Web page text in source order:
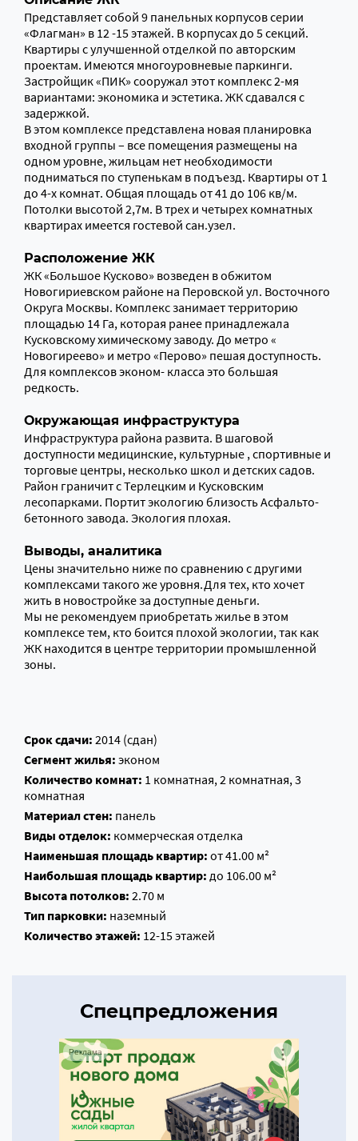
Представляет собой 9 панельных корпусов серии
«Флагман» в 12 -15 этажей. В корпусах до 5 секций.
Квартиры с улучшенной отделкой по авторским
проектам. Имеются многоуровневые паркинги.
Застройщик «ПИК» сооружал этот комплекс 2-мя
вариантами: экономика и эстетика. ЖК сдавался с
задержкой.
В этом комплексе представлена новая планировка
входной группы – все помещения размещены на
одном уровне, жильцам нет необходимости
подниматься по ступенькам в подъезд. Квартиры от 1
до 4-х комнат. Общая площадь от 41 до 106 кв/м.
Потолки высотой 2,7м. В трех и четырех комнатных
квартирах имеется гостевой сан.узел.
Расположение ЖК
ЖК «Большое Кусково» возведен в обжитом
Новогириевском районе на Перовской ул. Восточного
Округа Москвы. Комплекс занимает территорию
площадью 14 Га, которая ранее принадлежала
Кусковскому химическому заводу. До метро «
Новогиреево» и метро «Перово» пешая доступность.
Для комплексов эконом- класса это большая
редкость.
Окружающая инфраструктура
Инфраструктура района развита. В шаговой
доступности медицинские, культурные , спортивные и
торговые центры, несколько школ и детских садов.
Район граничит с Терлецким и Кусковским
лесопарками. Портит экологию близость Асфальто-
бетонного завода. Экология плохая.
Выводы, аналитика
Цены значительно ниже по сравнению с другими
комплексами такого же уровня.Для тех, кто хочет
жить в новостройке за доступные деньги.
Мы не рекомендуем приобретать жилье в этом
комплексе тем, кто боится плохой экологии, так как
ЖК находится в центре территории промышленной
зоны.
Срок сдачи: 2014 (сдан)
Сегмент жилья: эконом
Количество комнат: 1 комнатная, 2 комнатная, 3
комнатная
Материал стен: панель
Виды отделок: коммерческая отделка
Наименьшая площадь квартир: от 41.00 м²
Наибольшая площадь квартир: до 106.00 м²
Высота потолков: 2.70 м
Тип парковки: наземный
Количество этажей: 12-15 этажей
Спецпредложения
Реклама